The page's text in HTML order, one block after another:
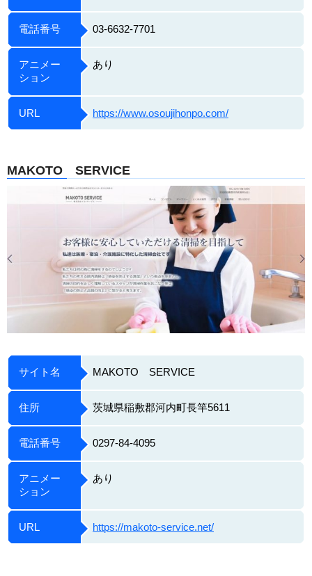
電話番号 03-6632-7701
アニメー
ション
あり
URL https://www.osoujihonpo.com/
MAKOTO SERVICE
サイト名 MAKOTO SERVICE
住所 茨城県稲敷郡河内町長竿5611
電話番号 0297-84-4095
アニメー
ション
あり
URL https://makoto-service.net/